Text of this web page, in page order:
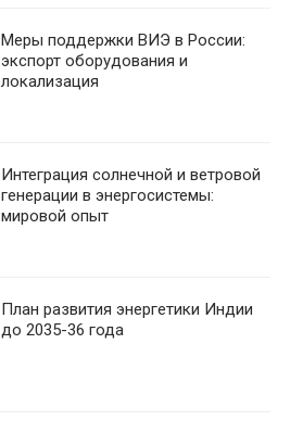
Меры поддержки ВИЭ в России:
экспорт оборудования и
локализация
Интеграция солнечной и ветровой
генерации в энергосистемы:
мировой опыт
План развития энергетики Индии
до 2035-36 года